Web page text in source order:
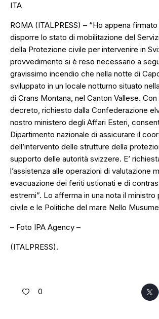
ITA
ROMA (ITALPRESS) – “Ho appena
disporre lo stato di mobilitazione del
della Protezione civile per intervenire in
provvedimento si è reso necessario a
gravissimo incendio che nella notte di
sviluppato in un locale notturno situato
di Crans Montana, nel Canton Vallese.
decreto, richiesto dalla Confederazione
nostro ministero degli Affari Esteri,
Dipartimento nazionale di assicurare il
dell’intervento delle strutture della
supporto delle autorità svizzere. E’
l’assistenza alle operazioni di valutazione
evacuazione dei feriti ustionati e di
estremi”. Lo afferma in una nota il ministro
civile e le Politiche del mare Nello
– Foto IPA Agency –
(ITALPRESS).
0